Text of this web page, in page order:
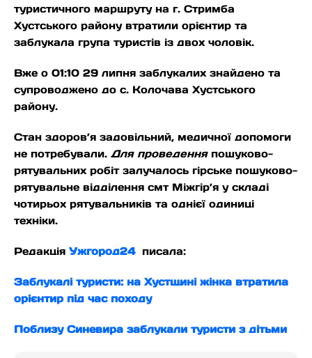
туристичного маршруту на г. Стримба
Хустського району втратили орієнтир та
заблукала група туристів із двох чоловік.
Вже о 01:10 29 липня заблукалих знайдено та
супроводжено до с. Колочава Хустського
району.
Стан здоров’я задовільний, медичної допомоги
не потребували. Для проведення пошуково-
рятувальних робіт залучалось гірське пошуково-
рятувальне відділення смт Міжгір’я у складі
чотирьох рятувальників та однієї одиниці
техніки.
Редакція Ужгород24 писала:
Заблукалі туристи: на Хустщині жінка втратила
орієнтир під час походу
Поблизу Синевира заблукали туристи з дітьми